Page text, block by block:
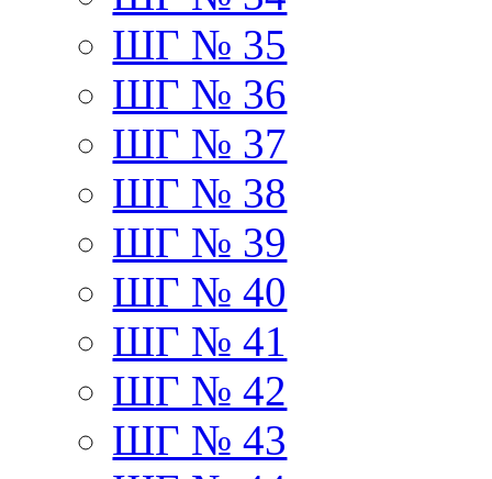
ШГ № 35
ШГ № 36
ШГ № 37
ШГ № 38
ШГ № 39
ШГ № 40
ШГ № 41
ШГ № 42
ШГ № 43